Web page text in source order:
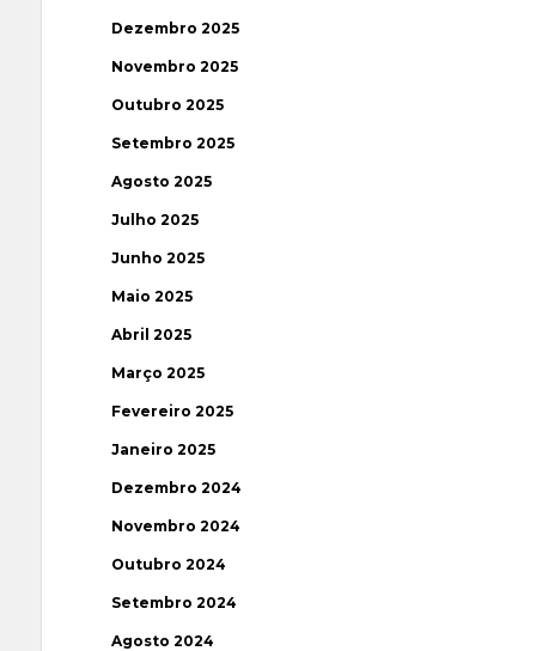
Dezembro 2025
Novembro 2025
Outubro 2025
Setembro 2025
Agosto 2025
Julho 2025
Junho 2025
Maio 2025
Abril 2025
Março 2025
Fevereiro 2025
Janeiro 2025
Dezembro 2024
Novembro 2024
Outubro 2024
Setembro 2024
Agosto 2024